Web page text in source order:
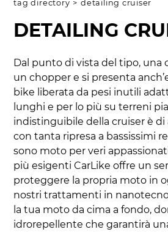
tag directory > detailing cruiser
DETAILING
Dal punto di vista del tipo, una
un chopper e si presenta
bike liberata da pesi inutili
lunghi e per lo più su terreni
indistinguibile della cruiser è di
con tanta ripresa a bassissimi
sono moto per veri
più esigenti CarLike offre un
proteggere la propria moto in
nostri trattamenti in
la tua moto da cima a fondo,
idrorepellente che garantirà